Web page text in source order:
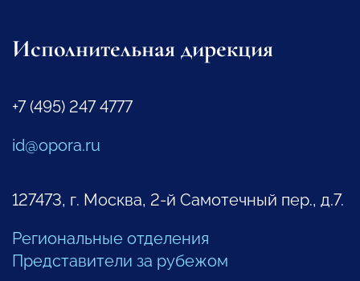
Исполнительная дирекция
+7 (495) 247 4777
id@opora.ru
127473, г. Москва, 2-й Самотечный пер., д.7.
Региональные отделения
Представители за рубежом